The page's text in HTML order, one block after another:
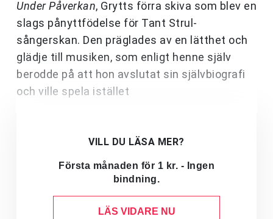
Under Påverkan, Grytts förra skiva som blev en
slags pånyttfödelse för Tant Strul-
sångerskan. Den präglades av en lätthet och
glädje till musiken, som enligt henne själv
berodde på att hon avslutat sin självbiografi
och ville spela istället
VILL DU LÄSA MER?
Första månaden för 1 kr. - Ingen
bindning.
LÄS VIDARE NU